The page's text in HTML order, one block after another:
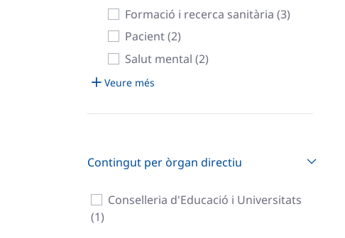
Formació i recerca sanitària (3)
Pacient (2)
Salut mental (2)
Veure més
Contingut per òrgan directiu
Conselleria d'Educació i Universitats
(1)